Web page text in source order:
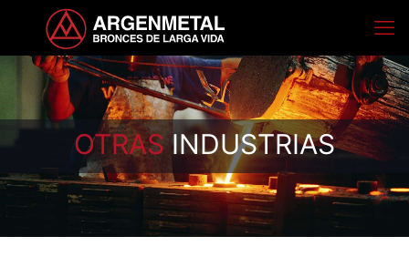
OTRAS INDUSTRIAS